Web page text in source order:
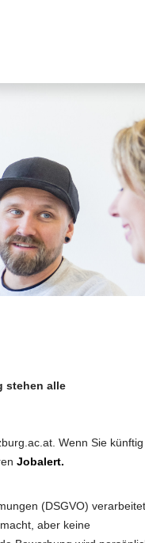
stehen alle
Wenn Sie künftig
Jobalert.
(DSGVO) verarbeitet
aber keine